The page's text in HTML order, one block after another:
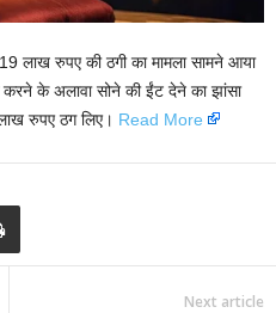
लाख रुपए की ठगी का मामला सामने आया
करने के अलावा सोने की ईंट देने का झांसा
रुपए ठग लिए। Read More
Next article